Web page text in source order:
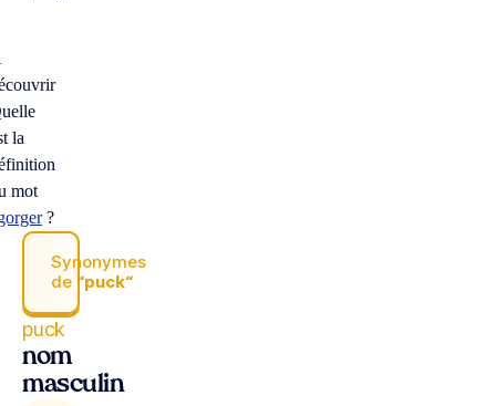
la
mot
?
Synonymes
de “puck“
puck
nom
masculin